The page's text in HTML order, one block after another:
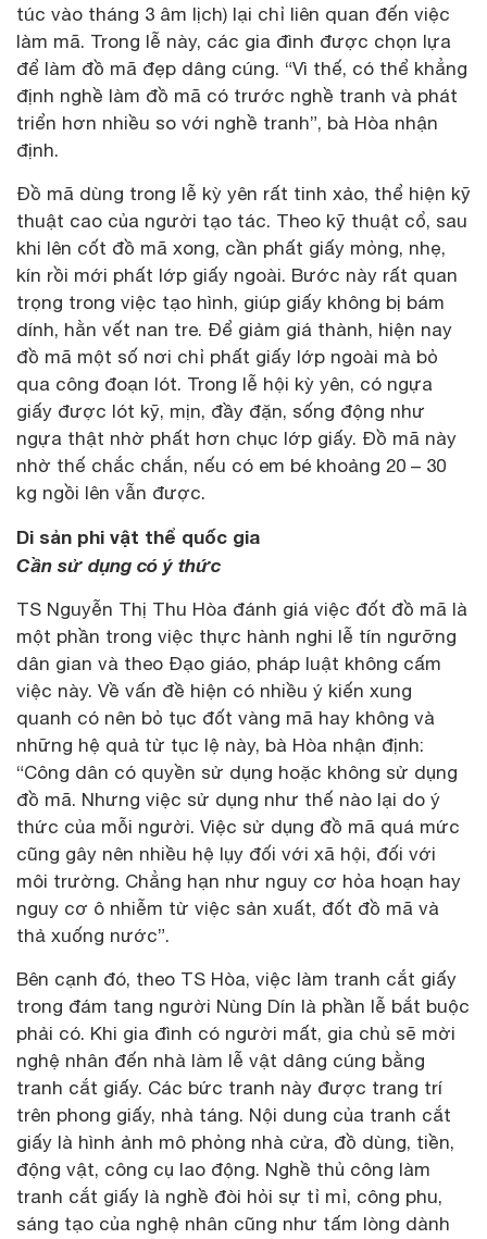
túc vào tháng 3 âm lịch) lại chỉ liên quan đến việc
làm mã. Trong lễ này, các gia đình được chọn lựa
để làm đồ mã đẹp dâng cúng. “Vì thế, có thể khẳng
định nghề làm đồ mã có trước nghề tranh và phát
triển hơn nhiều so với nghề tranh”, bà Hòa nhận
định.
Đồ mã dùng trong lễ kỳ yên rất tinh xảo, thể hiện kỹ
thuật cao của người tạo tác. Theo kỹ thuật cổ, sau
khi lên cốt đồ mã xong, cần phất giấy mỏng, nhẹ,
kín rồi mới phất lớp giấy ngoài. Bước này rất quan
trọng trong việc tạo hình, giúp giấy không bị bám
dính, hằn vết nan tre. Để giảm giá thành, hiện nay
đồ mã một số nơi chỉ phất giấy lớp ngoài mà bỏ
qua công đoạn lót. Trong lễ hội kỳ yên, có ngựa
giấy được lót kỹ, mịn, đầy đặn, sống động như
ngựa thật nhờ phất hơn chục lớp giấy. Đồ mã này
nhờ thế chắc chắn, nếu có em bé khoảng 20 – 30
kg ngồi lên vẫn được.
Di sản phi vật thể quốc gia
Cần sử dụng có ý thức
TS Nguyễn Thị Thu Hòa đánh giá việc đốt đồ mã là
một phần trong việc thực hành nghi lễ tín ngưỡng
dân gian và theo Đạo giáo, pháp luật không cấm
việc này. Về vấn đề hiện có nhiều ý kiến xung
quanh có nên bỏ tục đốt vàng mã hay không và
những hệ quả từ tục lệ này, bà Hòa nhận định:
“Công dân có quyền sử dụng hoặc không sử dụng
đồ mã. Nhưng việc sử dụng như thế nào lại do ý
thức của mỗi người. Việc sử dụng đồ mã quá mức
cũng gây nên nhiều hệ lụy đối với xã hội, đối với
môi trường. Chẳng hạn như nguy cơ hỏa hoạn hay
nguy cơ ô nhiễm từ việc sản xuất, đốt đồ mã và
thả xuống nước”.
Bên cạnh đó, theo TS Hòa, việc làm tranh cắt giấy
trong đám tang người Nùng Dín là phần lễ bắt buộc
phải có. Khi gia đình có người mất, gia chủ sẽ mời
nghệ nhân đến nhà làm lễ vật dâng cúng bằng
tranh cắt giấy. Các bức tranh này được trang trí
trên phong giấy, nhà táng. Nội dung của tranh cắt
giấy là hình ảnh mô phỏng nhà cửa, đồ dùng, tiền,
động vật, công cụ lao động. Nghề thủ công làm
tranh cắt giấy là nghề đòi hỏi sự tỉ mỉ, công phu,
sáng tạo của nghệ nhân cũng như tấm lòng dành